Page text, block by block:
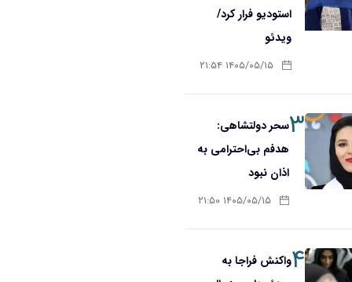
استودیو فرار کرد/
ویدئو
۱۴۰۵/۰۵/۱۵ ۲۱:۵۴
۳سحر دولتشاهی:
هدفم بی‌احترامی به
اذان نبود
۱۴۰۵/۰۵/۱۵ ۲۱:۵۰
۴واکنش فراجا به